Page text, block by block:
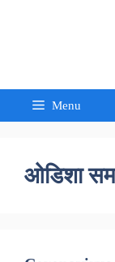
Menu
ओडिशा